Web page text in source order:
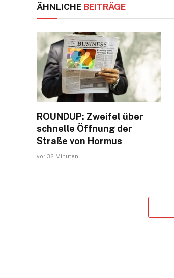
ÄHNLICHE BEITRÄGE
ROUNDUP: Zweifel über
schnelle Öffnung der
Straße von Hormus
vor 32 Minuten